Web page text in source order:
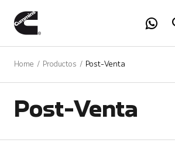
Home Productos Post-Venta
Post-Venta